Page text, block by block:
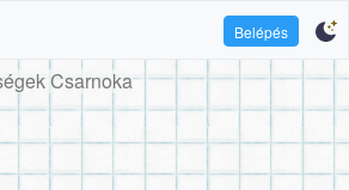
Belépés
Csarnoka